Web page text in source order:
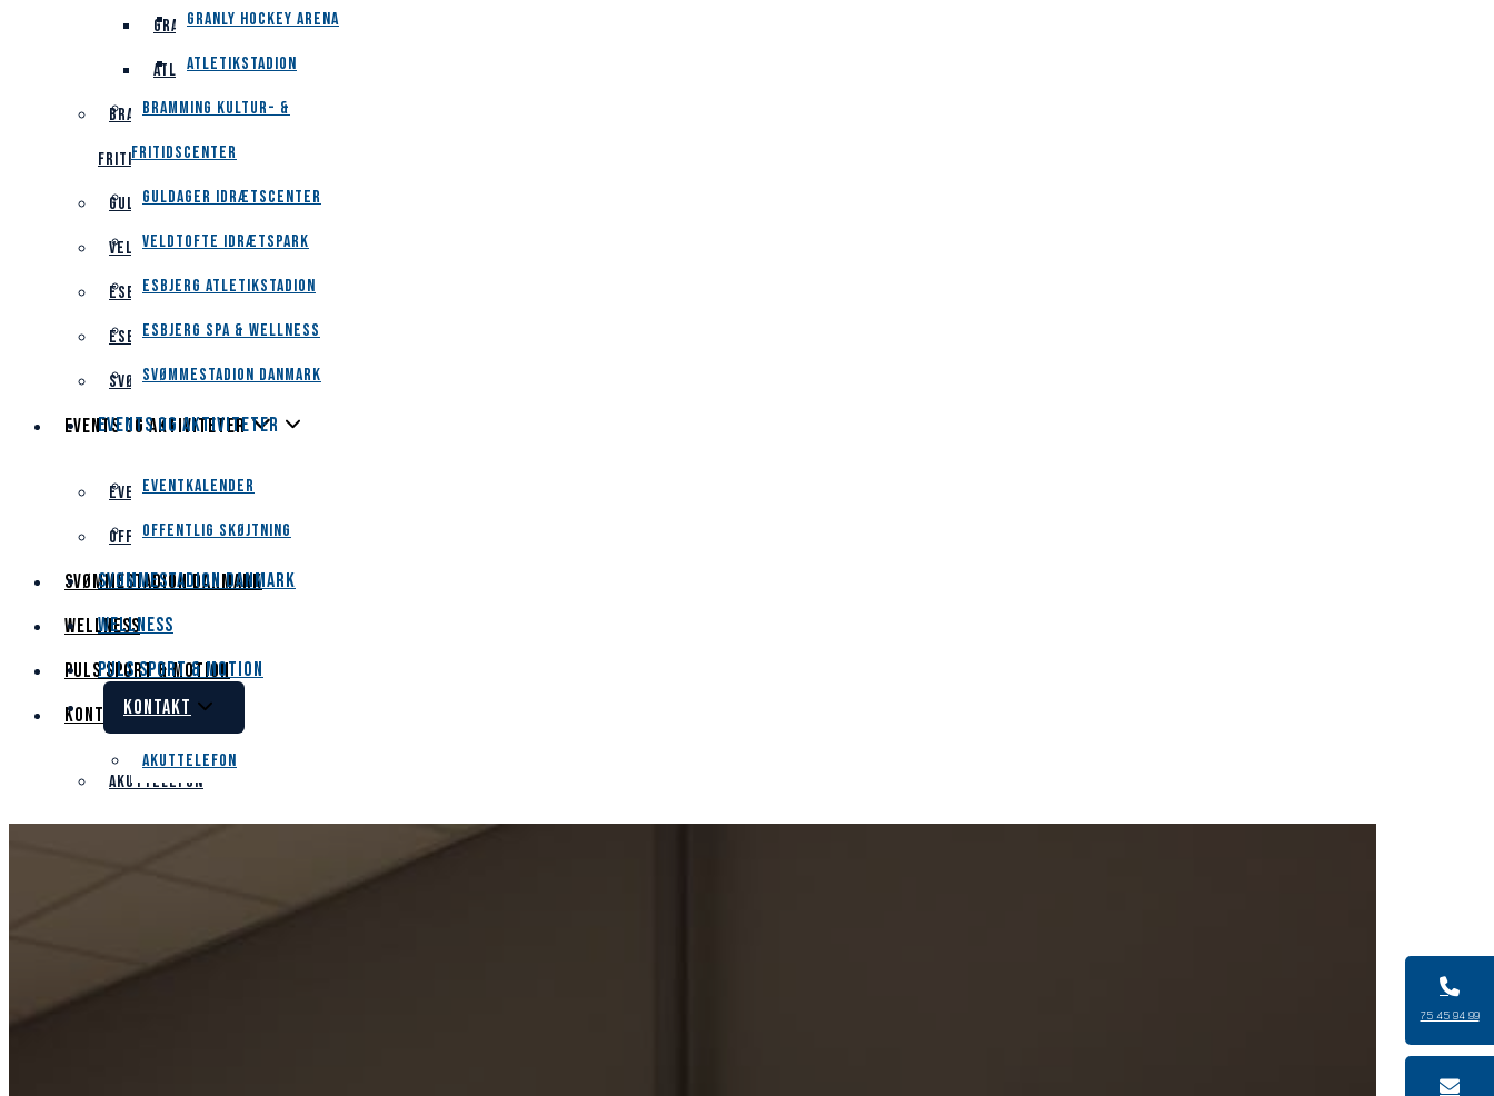
Granly Hockey Arena
Atletikstadion
Bramming Kultur- &
Fritidscenter
Guldager Idrætscenter
Veldtofte Idrætspark
Esbjerg Atletikstadion
Esbjerg Spa & Wellness
Svømmestadion Danmark
Events og aktiviteter
Eventkalender
Offentlig Skøjtning
Svømmestadion Danmark
Wellness
PULS Sport & Motion
Kontakt
Akuttelefon
Granly Hockey Arena
Atletikstadion
Bramming Kultur- &
Fritidscenter
Guldager Idrætscenter
Veldtofte Idrætspark
Esbjerg Atletikstadion
Esbjerg Spa & Wellness
Svømmestadion Danmark
Events og aktiviteter
Eventkalender
Offentlig Skøjtning
Svømmestadion Danmark
Wellness
PULS Sport & Motion
Kontakt
Akuttelefon
75 45 94 99